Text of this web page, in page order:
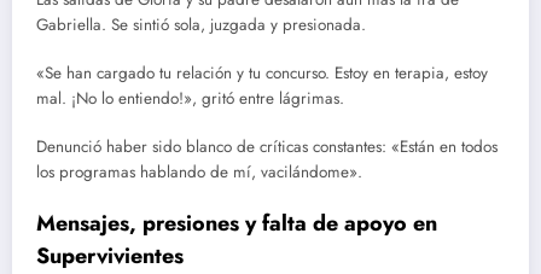
Gabriella. Se sintió sola, juzgada y presionada.
«Se han cargado tu relación y tu concurso. Estoy en terapia, estoy
mal. ¡No lo entiendo!», gritó entre lágrimas.
Denunció haber sido blanco de críticas constantes: «Están en todos
los programas hablando de mí, vacilándome».
Mensajes, presiones y falta de apoyo en
Supervivientes